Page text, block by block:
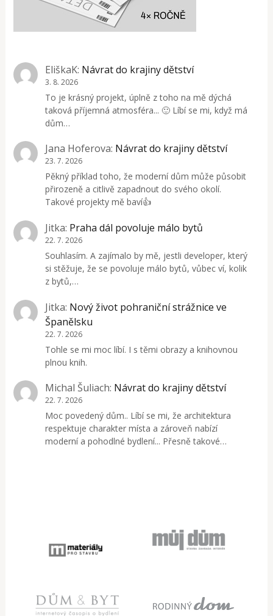
EliškaK: Návrat do krajiny dětství
3. 8. 2026
To je krásný projekt, úplně z toho na mě dýchá
taková příjemná atmosféra... 🙂 Líbí se mi, když má
dům…
Jana Hoferova: Návrat do krajiny dětství
23. 7. 2026
Pěkný příklad toho, že moderní dům může působit
přirozeně a citlivě zapadnout do svého okolí.
Takové projekty mě baví👍
Jitka: Praha dál povoluje málo bytů
22. 7. 2026
Souhlasím. A zajímalo by mě, jestli developer, který
si stěžuje, že se povoluje málo bytů, vůbec ví, kolik
z bytů,…
Jitka: Nový život pohraniční strážnice ve
Španělsku
22. 7. 2026
Tohle se mi moc líbí. I s těmi obrazy a knihovnou
plnou knih.
Michal Šuliach: Návrat do krajiny dětství
22. 7. 2026
Moc povedený dům.. Líbí se mi, že architektura
respektuje charakter místa a zároveň nabízí
moderní a pohodlné bydlení... Přesně takové…